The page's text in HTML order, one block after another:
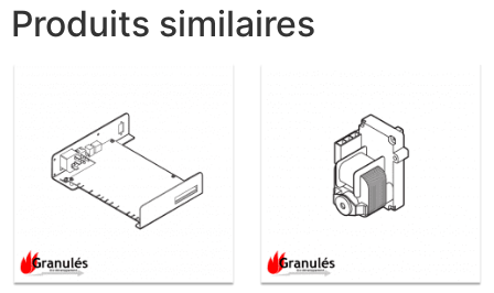
Produits similaires